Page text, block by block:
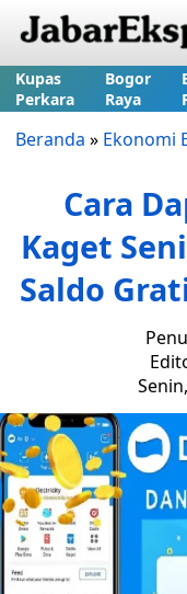
Kupas
Perkara
Bogor
Raya
Beranda » Ekonomi
Cara
Kaget
Saldo